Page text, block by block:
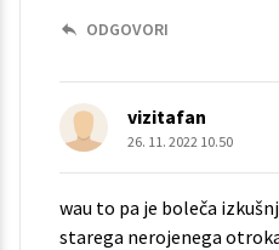
ODGOVORI
vizitafan
26. 11. 2022 10.50
wau to pa je boleča
starega nerojenega